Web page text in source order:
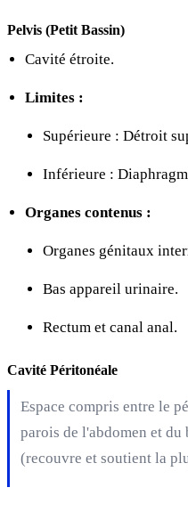
Pelvis (Petit Bassin)
Cavité étroite.
Limites :
Supérieure : Détroit
Inférieure :
Organes contenus :
Organes génitaux
Bas appareil urinaire.
Rectum et canal anal.
Cavité Péritonéale
Espace compris entre le
parois de l'abdomen et
(recouvre et soutient la